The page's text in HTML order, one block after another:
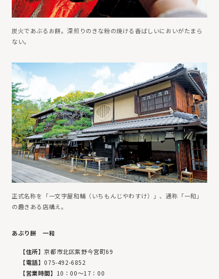
炭火であぶるお餅。深煎りのきな粉の焼ける香ばしいにおいがたまら
ない。
正式名称を「一文字屋和輔（いちもんじやわすけ）」、通称「一和」
の趣きある店構え。
あぶり餅 一和
【住所】京都市北区紫野今宮町69
【電話】075-492-6852
【営業時間】 10：00〜17：00